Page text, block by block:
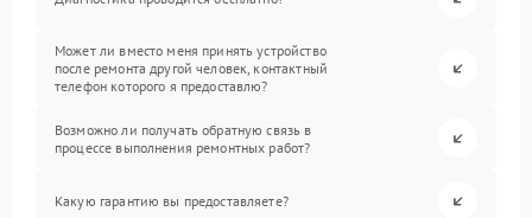
Может ли вместо меня принять устройство
после ремонта другой человек, контактный
телефон которого я предоставлю?
Возможно ли получать обратную связь в
процессе выполнения ремонтных работ?
Какую гарантию вы предоставляете?